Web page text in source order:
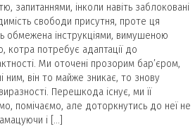
запитаннями, інколи навіть заблоковані
свободи присутня, проте ця
обмежена інструкціями, вимушеною
котра потребує адаптації до
Ми оточені прозорим бар’єром,
ним, він то майже зникає, то знову
Перешкода існує, ми її
помічаємо, але доторкнутись до неї не
і […]